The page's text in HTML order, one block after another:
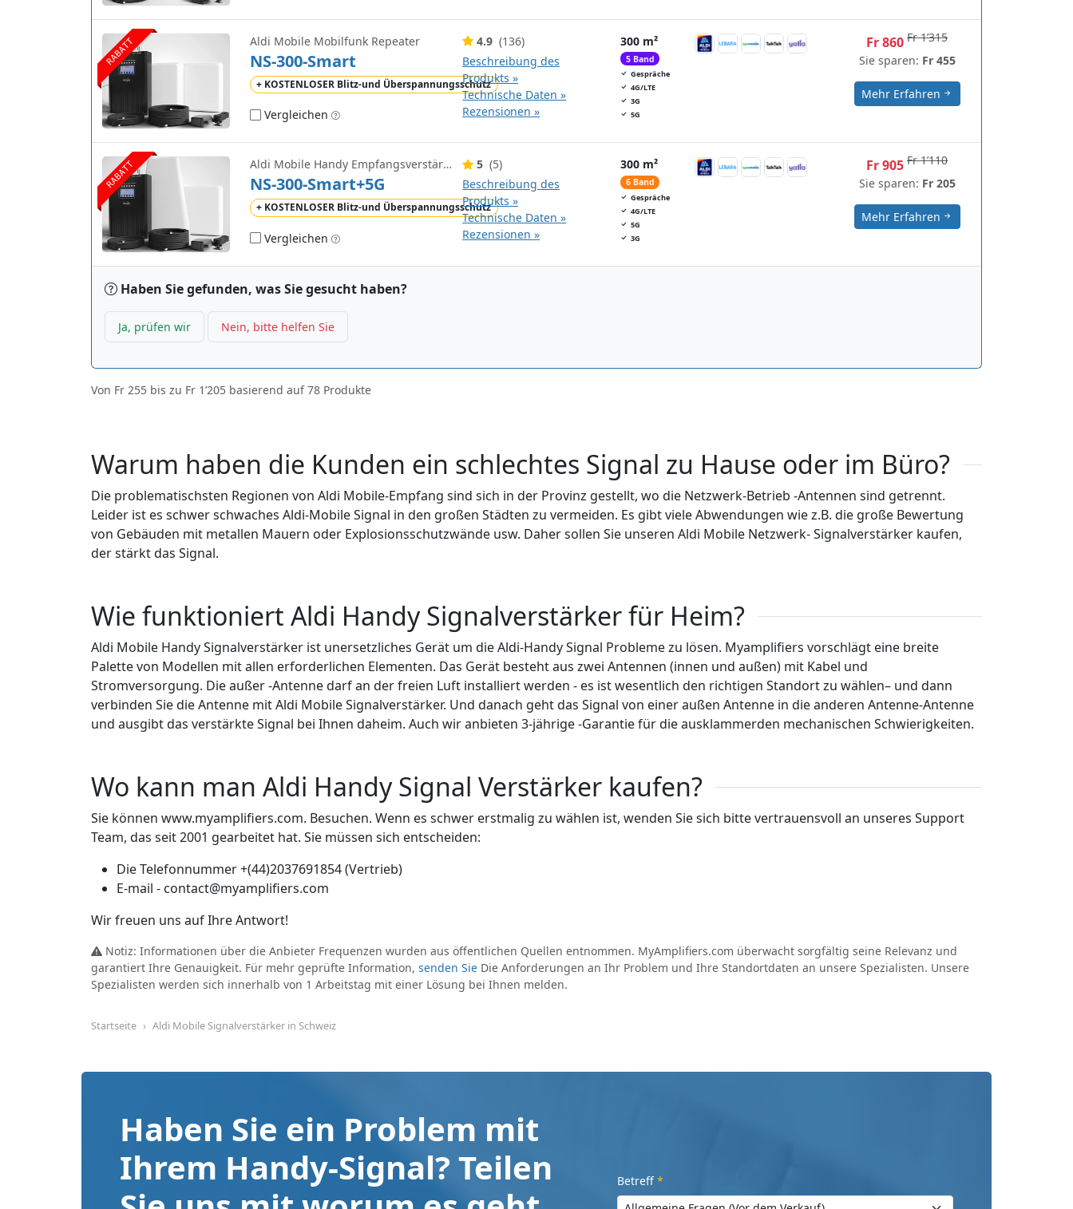
RABATT Aldi Mobile Mobilfunk Repeater
NS-300-Smart
+ KOSTENLOSER Blitz-und Überspannungsschutz
Vergleichen
4.9 (136)
Beschreibung des
Produkts »
Technische Daten »
Rezensionen »
300 m²
5 Band
Gespräche
4G/LTE
3G
5G
Fr 860Fr 1’315
Sie sparen: Fr 455
Mehr Erfahren
RABATT Aldi Mobile Handy Empfangsverstärker
NS-300-Smart+5G
+ KOSTENLOSER Blitz-und Überspannungsschutz
Vergleichen
5 (5)
Beschreibung des
Produkts »
Technische Daten »
Rezensionen »
300 m²
6 Band
Gespräche
4G/LTE
5G
3G
Fr 905Fr 1’110
Sie sparen: Fr 205
Mehr Erfahren
Haben Sie gefunden, was Sie gesucht haben?
Ja, prüfen wir Nein, bitte helfen Sie
Von Fr 255 bis zu Fr 1’205 basierend auf78 Produkte
Warum haben die Kunden ein schlechtes Signal zu Hause oder im Büro?
Die problematischsten Regionen von Aldi Mobile-Empfang sind sich in der Provinz gestellt, wo die Netzwerk-Betrieb -Antennen sind getrennt.
Leider ist es schwer schwaches Aldi-Mobile Signal in den großen Städten zu vermeiden. Es gibt viele Abwendungen wie z.B. die große Bewertung
von Gebäuden mit metallen Mauern oder Explosionsschutzwände usw. Daher sollen Sie unseren Aldi Mobile Netzwerk- Signalverstärker kaufen,
der stärkt das Signal.
Wie funktioniert Aldi Handy Signalverstärker für Heim?
Aldi Mobile Handy Signalverstärker ist unersetzliches Gerät um die Aldi-Handy Signal Probleme zu lösen. Myamplifiers vorschlägt eine breite
Palette von Modellen mit allen erforderlichen Elementen. Das Gerät besteht aus zwei Antennen (innen und außen) mit Kabel und
Stromversorgung. Die außer -Antenne darf an der freien Luft installiert werden - es ist wesentlich den richtigen Standort zu wählen– und dann
verbinden Sie die Antenne mit Aldi Mobile Signalverstärker. Und danach geht das Signal von einer außen Antenne in die anderen Antenne-Antenne
und ausgibt das verstärkte Signal bei Ihnen daheim. Auch wir anbieten 3-jährige -Garantie für die ausklammerden mechanischen Schwierigkeiten.
Wo kann man Aldi Handy Signal Verstärker kaufen?
Sie können www.myamplifiers.com. Besuchen. Wenn es schwer erstmalig zu wählen ist, wenden Sie sich bitte vertrauensvoll an unseres Support
Team, das seit 2001 gearbeitet hat. Sie müssen sich entscheiden:
Die Telefonnummer +(44)2037691854 (Vertrieb)
E-mail - contact@myamplifiers.com
Wir freuen uns auf Ihre Antwort!
Notiz: Informationen über die Anbieter Frequenzen wurden aus öffentlichen Quellen entnommen. MyAmplifiers.com überwacht sorgfältig seine Relevanz und
garantiert Ihre Genauigkeit. Für mehr geprüfte Information, senden Sie Die Anforderungen an Ihr Problem und Ihre Standortdaten an unsere Spezialisten. Unsere
Spezialisten werden sich innerhalb von 1 Arbeitstag mit einer Lösung bei Ihnen melden.
Startseite Aldi Mobile Signalverstärker in Schweiz
Haben Sie ein Problem mit
Ihrem Handy-Signal? Teilen
Betreff *